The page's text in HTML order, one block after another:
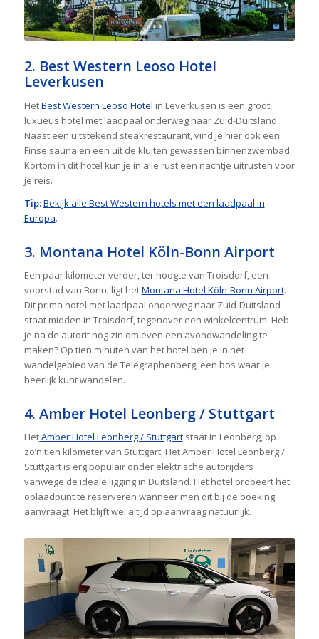
2. Best Western Leoso Hotel
Leverkusen
HetBest Western Leoso Hotel in Leverkusen is een groot,
luxueus hotel met laadpaal onderweg naar Zuid-Duitsland.
Naast een uitstekend steakrestaurant, vind je hier ook een
Finse sauna en een uit de kluiten gewassen binnenzwembad.
Kortom in dit hotel kun je in alle rust een nachtje uitrusten voor
je reis.
Tip:Bekijk alle Best Western hotels met een laadpaal in
Europa.
3. Montana Hotel Köln-Bonn Airport
Een paar kilometer verder, ter hoogte van Troisdorf, een
voorstad van Bonn, ligt hetMontana Hotel Köln-Bonn Airport.
Dit prima hotel met laadpaal onderweg naar Zuid-Duitsland
staat midden in Troisdorf, tegenover een winkelcentrum. Heb
je na de autorit nog zin om even een avondwandeling te
maken? Op tien minuten van het hotel ben je in het
wandelgebied van de Telegraphenberg, een bos waar je
heerlijk kunt wandelen.
4. Amber Hotel Leonberg / Stuttgart
HetAmber Hotel Leonberg / Stuttgartstaat in Leonberg, op
zo’n tien kilometer van Stuttgart. Het Amber Hotel Leonberg /
Stuttgart is erg populair onder elektrische autorijders
vanwege de ideale ligging in Duitsland. Het hotel probeert het
oplaadpunt te reserveren wanneer men dit bij de boeking
aanvraagt. Het blijft wel altijd op aanvraag natuurlijk.